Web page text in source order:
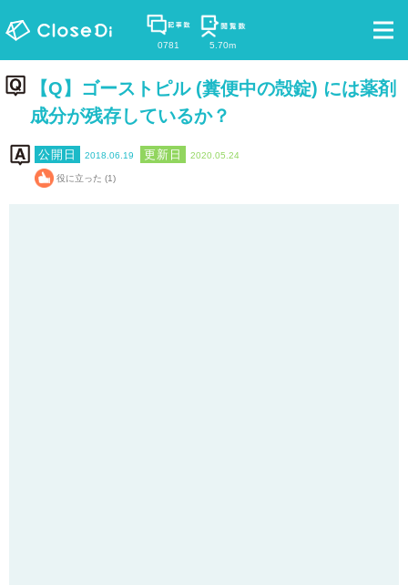
0781 5.70m
【Q】ゴーストピル (糞便中の殻錠) には薬剤
成分が残存しているか？
2018.06.19 2020.05.24
役に立った (1)